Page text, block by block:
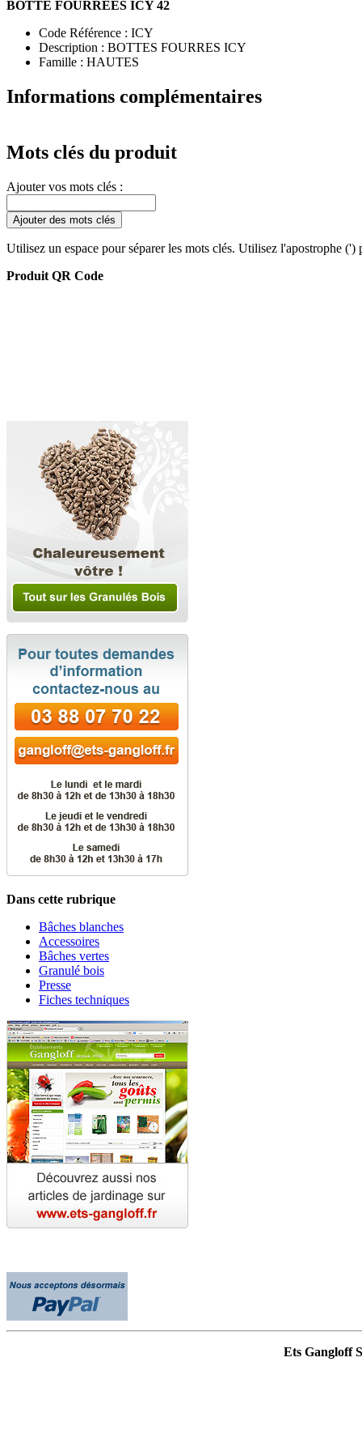
BOTTE FOURREES ICY 42
Code Référence : ICY
Description : BOTTES FOURRES ICY
Famille : HAUTES
Informations complémentaires
Mots clés du produit
Ajouter vos mots clés :
Ajouter des mots clés
Utilisez un espace pour séparer les mots clés. Utilisez l'apostrophe (')
Produit QR Code
Dans cette rubrique
Bâches blanches
Accessoires
Bâches vertes
Granulé bois
Presse
Fiches techniques
Ets Gangloff